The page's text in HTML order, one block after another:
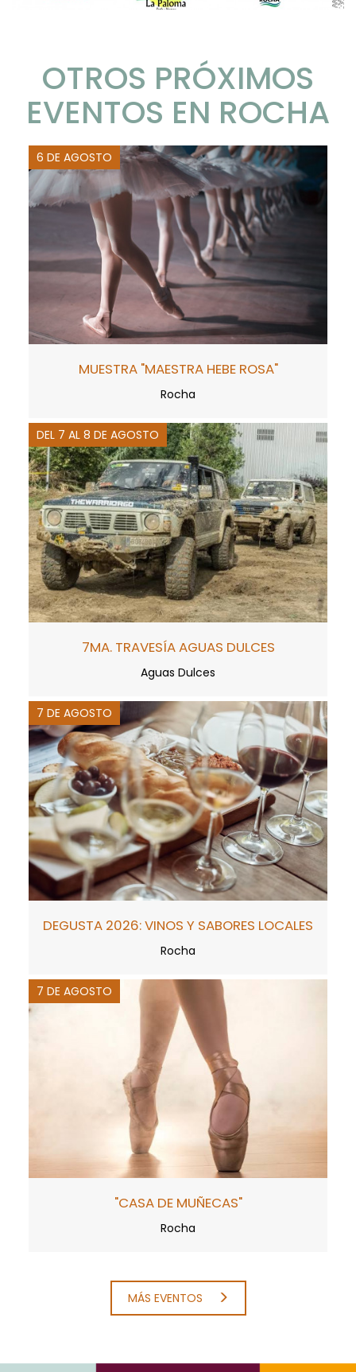
OTROS PRÓXIMOS
EVENTOS EN ROCHA
6 DE AGOSTO
MUESTRA "MAESTRA HEBE ROSA"
Rocha
DEL 7 AL 8 DE AGOSTO
7MA. TRAVESÍA AGUAS DULCES
Aguas Dulces
7 DE AGOSTO
DEGUSTA 2026: VINOS Y SABORES LOCALES
Rocha
7 DE AGOSTO
"CASA DE MUÑECAS"
Rocha
MÁS EVENTOS